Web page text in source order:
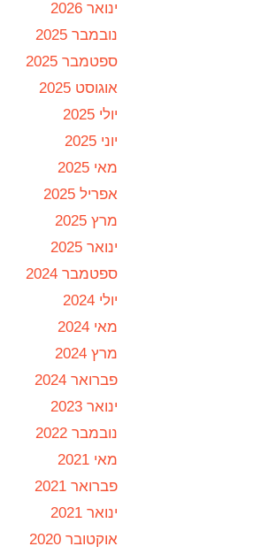
ינואר 2026
נובמבר 2025
ספטמבר 2025
אוגוסט 2025
יולי 2025
יוני 2025
מאי 2025
אפריל 2025
מרץ 2025
ינואר 2025
ספטמבר 2024
יולי 2024
מאי 2024
מרץ 2024
פברואר 2024
ינואר 2023
נובמבר 2022
מאי 2021
פברואר 2021
ינואר 2021
אוקטובר 2020